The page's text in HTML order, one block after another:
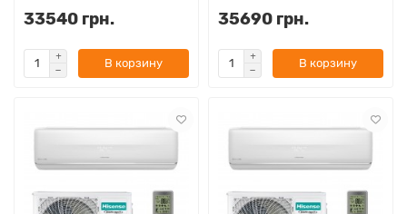
33540 грн.
В корзину
35690 грн.
В корзину